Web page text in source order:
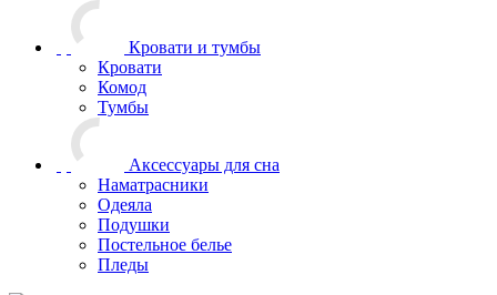
Кровати и тумбы
Кровати
Комод
Тумбы
Аксессуары для сна
Наматрасники
Одеяла
Подушки
Постельное белье
Пледы